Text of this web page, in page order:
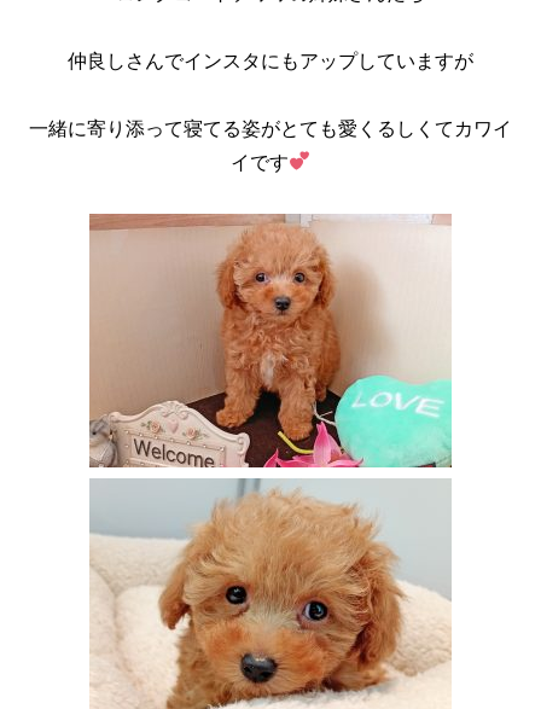
仲良しさんでインスタにもアップしていますが
一緒に寄り添って寝てる姿がとても愛くるしくてカワイ
イです